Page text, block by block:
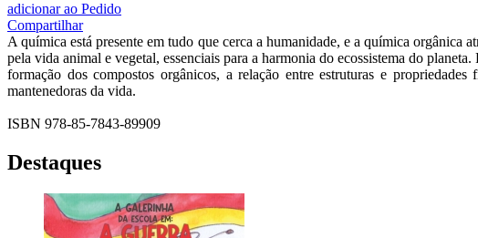
adicionar ao Pedido
Compartilhar
A química está presente em tudo que cerca a humanidade, e a química orgânica
pela vida animal e vegetal, essenciais para a harmonia do ecossistema do
formação dos compostos orgânicos, a relação entre estruturas e
mantenedoras da vida.
ISBN 978-85-7843-89909
Destaques